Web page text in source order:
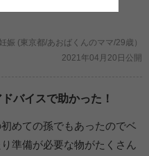
娠 (東京都/あおばくんのママ/29歳）
2021年04月20日公開
バイスで助かった！
めての孫でもあったのでベ
準備が必要な物がたくさん